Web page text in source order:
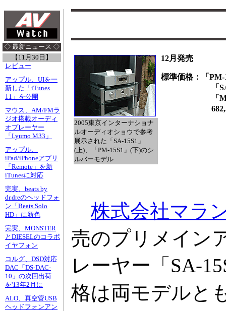
◇ 最新ニュース ◇
【11月30日】
レビュー
アップル、UIを一
新した「iTunes
11」を公開
マウス、AM/FMラ
ジオ搭載オーディ
オプレーヤー
「Lyumo M33」
アップル、
iPad/iPhoneアプリ
「Remote」を新
iTunesに対応
完実、beats by
dr.dreのヘッドフォ
ン「Beats Solo
HD」に新色
完実、MONSTER
とDIESELのコラボ
イヤフォン
コルグ、DSD対応
DAC「DS-DAC-
10」の次回出荷
を'13年2月に
ALO、真空管USB
ヘッドフォンアン
2005東京インターナショナ
ルオーディオショウで参考
展示された「SA-15S1」
(上)、「PM-15S1」(下)のシ
ルバーモデル
12月発売
標準価格：「PM-
「SA-
「Music
株式会社マラ
売のプリメイン
レーヤー「SA-
格は両モデルと